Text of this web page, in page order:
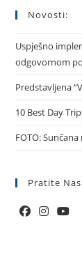
Novosti:
Uspješno
odgovornom
Predstavljena
10 Best Day
FOTO:
Pratite